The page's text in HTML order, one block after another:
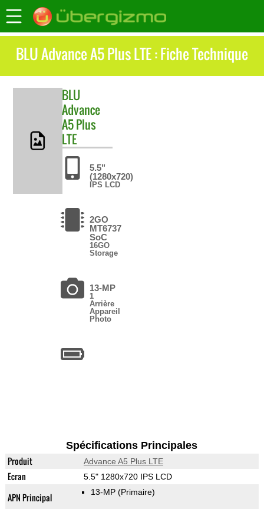
BLU Advance A5 Plus LTE : Fiche Technique
BLU
Advance
A5 Plus
LTE
5.5"
(1280x720)
IPS LCD
2GO
MT6737
SoC
16GO
Storage
13-MP
1
Arrière
Appareil
Photo
Spécifications Principales
Produit Advance A5 Plus LTE
Ecran 5.5" 1280x720 IPS LCD
APN Principal 13-MP (Primaire)